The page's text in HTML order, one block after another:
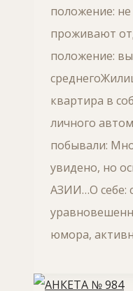
положение:
проживают
положение:
квартира в
личного
побывали:
увидено, но
АЗИИ…О себе:
юмора,